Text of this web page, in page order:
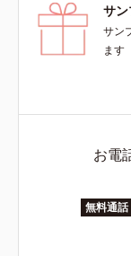
サ
サン
ます
お電
無料通話